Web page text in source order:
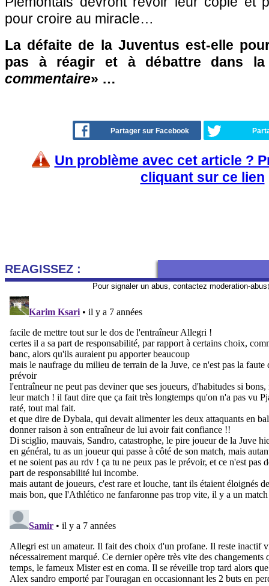
pour croire au miracle…
La défaite de la Juventus est-elle
pas à réagir et à débattre dans
commentaire» …
Partager sur Facebook
Un problème avec cet article ?
cliquant sur ce lien
REAGISSEZ :
Pour signaler un abus, contactez moderation-